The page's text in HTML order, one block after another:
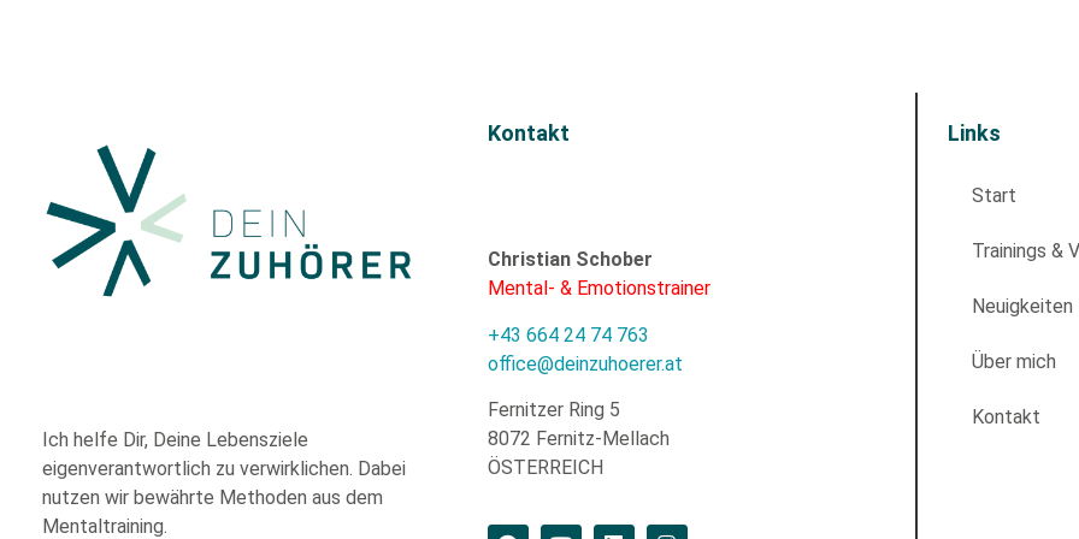
Ich helfe Dir, Deine Lebensziele
eigenverantwortlich zu verwirklichen. Dabei
nutzen wir bewährte Methoden aus dem
Mentaltraining.
Kontakt
Christian Schober
Mental- & Emotionstrainer
+43 664 24 74 763
office@deinzuhoerer.at
Fernitzer Ring 5
8072 Fernitz-Mellach
ÖSTERREICH
Links
Start
Trainings &
Neuigkeiten
Über mich
Kontakt